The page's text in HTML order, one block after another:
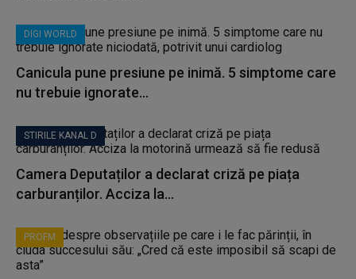
DIGI WORLD
Canicula pune presiune pe inimă. 5 simptome care
nu trebuie ignorate...
STIRILE KANAL D
Camera Deputaților a declarat criză pe piața
carburanților. Acciza la...
PROFM